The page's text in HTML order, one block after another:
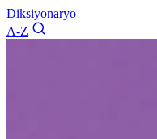
Diksiyonaryo
A-Z